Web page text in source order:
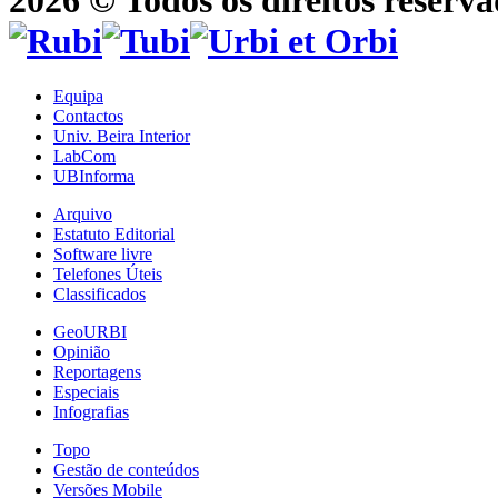
Equipa
Contactos
Univ. Beira Interior
LabCom
UBInforma
Arquivo
Estatuto Editorial
Software livre
Telefones Úteis
Classificados
GeoURBI
Opinião
Reportagens
Especiais
Infografias
Topo
Gestão de conteúdos
Versões Mobile